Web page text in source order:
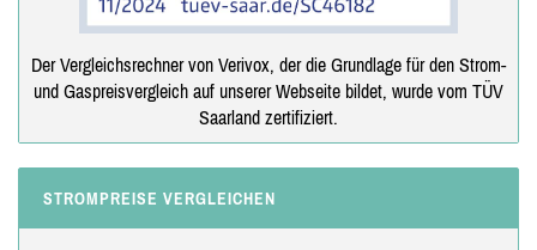
Der Vergleichsrechner von Verivox, der die Grundlage für den Strom-
und Gaspreisvergleich auf unserer Webseite bildet, wurde vom TÜV
Saarland zertifiziert.
STROMPREISE VERGLEICHEN